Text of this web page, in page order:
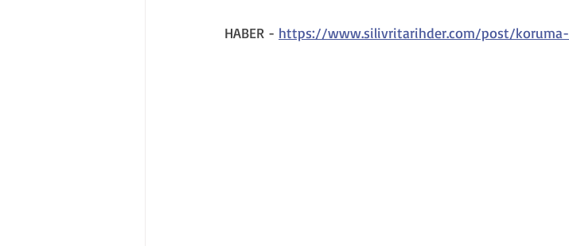
HABER - https://www.silivritarihder.com/post/